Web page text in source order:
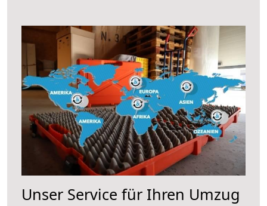
Unser Service für Ihren Umzug